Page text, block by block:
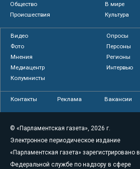
Общество
В мире
Происшествия
Культура
Видео
Опросы
Фото
Персоны
Мнения
Регионы
Медиацентр
Интервью
Колумнисты
Контакты Реклама Вакансии
© «Парламентская газета», 2026 г.
Электронное периодическое издание
«Парламентская газета» зарегистрировано в
Федеральной службе по надзору в сфере